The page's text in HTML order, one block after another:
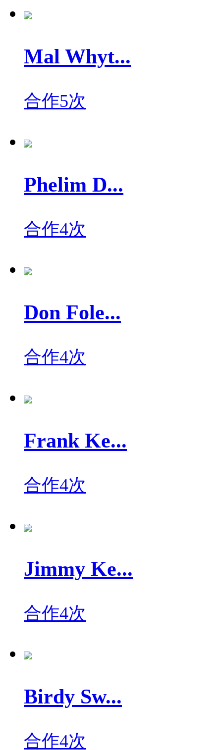
Mal Whyt...
合作5次
Phelim D...
合作4次
Don Fole...
合作4次
Frank Ke...
合作4次
Jimmy Ke...
合作4次
Birdy Sw...
合作4次